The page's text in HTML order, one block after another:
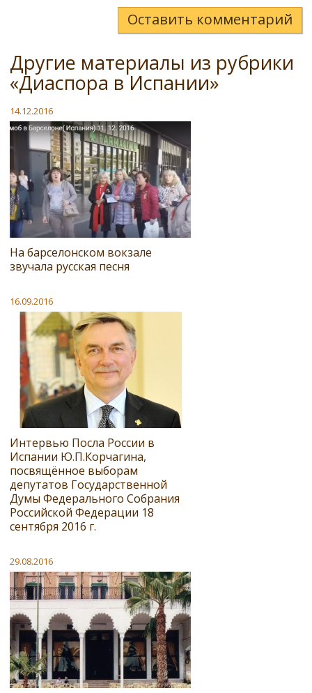
Оставить комментарий
Другие материалы из рубрики
«Диаспора в Испании»
14.12.2016
На барселонском вокзале
звучала русская песня
16.09.2016
Интервью Посла России в
Испании Ю.П.Корчагина,
посвящённое выборам
депутатов Государственной
Думы Федерального Собрания
Российской Федерации 18
сентября 2016 г.
29.08.2016